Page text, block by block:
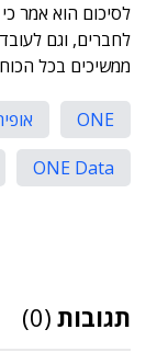
לסיכום הוא אמר
לחברים, וגם
ממשיכים בכל
ONE
ONE Data
תגובות (0)